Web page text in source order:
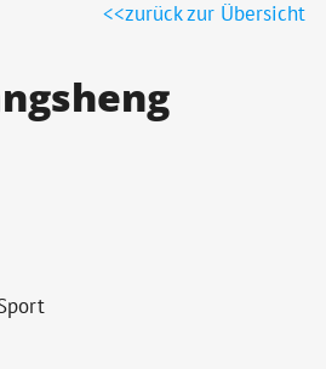
zurück zur Übersicht